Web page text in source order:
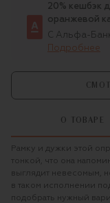
20% кешбэк
оранжевой
С Альфа-
Подробнее
О ТОВАРЕ
Рамку и дужки этой
тонкой, что она
выглядит невесомым,
в таком исполнении
подобрать нужный